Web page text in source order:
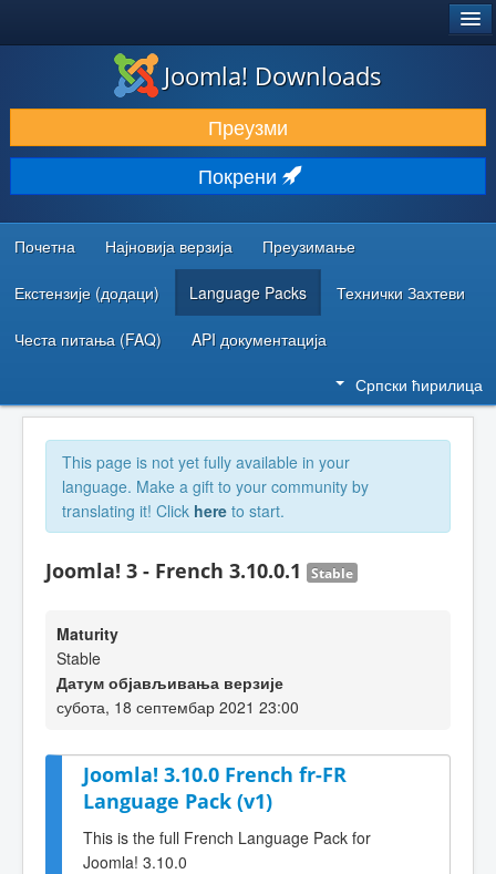
ПРЕУЗИМАЊЕ И ПРОШИРЕЊА (ЕКСТЕНЗИЈЕ)
ОТКРИЈТЕ И НАУЧИТЕ
ЗАЈЕДНИЦА И ПОДРШКА
РЕСУРСИ ЗА РАЗВОЈ
Joomla! Downloads
Преузми
Покрени
Почетна Најновија верзија Преузимање
Екстензије (додаци) Language Packs Технички Захтеви
Честа питања (FAQ) API документација
Српски ћирилица
This page is not yet fully available in your
language. Make a gift to your community by
translating it! Click here to start.
Joomla! 3 - French 3.10.0.1 Stable
Maturity
Stable
Датум објављивања верзије
субота, 18 септембар 2021 23:00
Joomla! 3.10.0 French fr-FR
Language Pack (v1)
This is the full French Language Pack for
Joomla! 3.10.0